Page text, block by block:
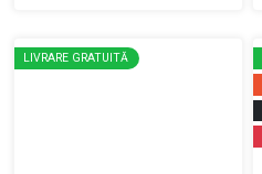
LIVRARE GRATUITĂ